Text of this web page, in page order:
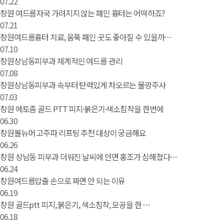
창원 여드름자국 가려지지 않는 패인 흉터는 어떡하죠?
07.21
창원여드름흉터 치료, 움푹 패인 곳도 좋아질 수 있을까…
07.10
창원상남동피부과 체계적인 여드름 관리
07.08
창원상남동피부과 속부터 탄력있게 차오르는 물광주사
07.03
창원 에토좀 골드 PTT 피지·붉은기·색소침착을 한번에
06.30
창원볼뉴머 고주파 리프팅 추천 대상이 궁금해요
06.26
창원 상남동 피부과 더워진 날씨에 안면 홍조가 심해졌다…
06.24
창원여드름압출 손으로 짜면 안 되는 이유
06.19
창원 골드ptt 피지, 붉은기, 색소침착, 모공을 한 …
06.18